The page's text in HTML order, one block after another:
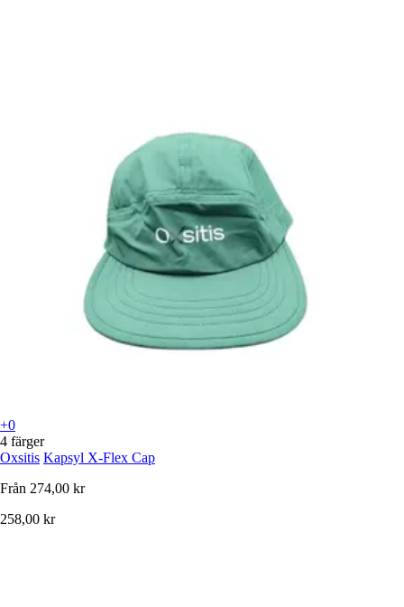
+0
4 färger
Oxsitis Kapsyl X-Flex Cap
Från 274,00 kr
258,00 kr